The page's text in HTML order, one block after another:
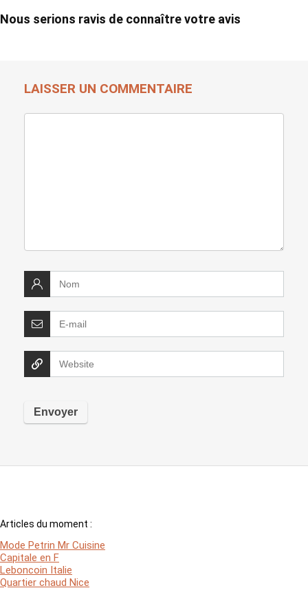
Nous serions ravis de connaître votre avis
LAISSER UN COMMENTAIRE
Articles du moment :
Mode Petrin Mr Cuisine
Capitale en F
Leboncoin Italie
Quartier chaud Nice